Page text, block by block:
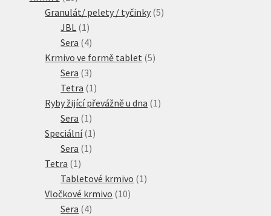
produktů
Granulát/ pelety / tyčinky 55
JBL 1 1
produkt
Sera 44
produkty
Krmivo ve formě tablet 55
Sera 33
produkty
Tetra 1 1
produkt
Ryby žijící převážně u dna 1 1
Sera 1 1
produkt
Speciální 1 1
Sera 1 1
Tetra 1 1
produkt
Tabletové krmivo 1 1
Vločkové krmivo 1010
Sera 44